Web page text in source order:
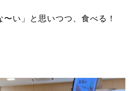
〜い」と思いつつ、食べる！